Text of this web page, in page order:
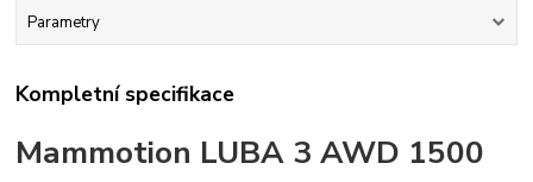
Parametry
Kompletní specifikace
Mammotion LUBA 3 AWD 1500